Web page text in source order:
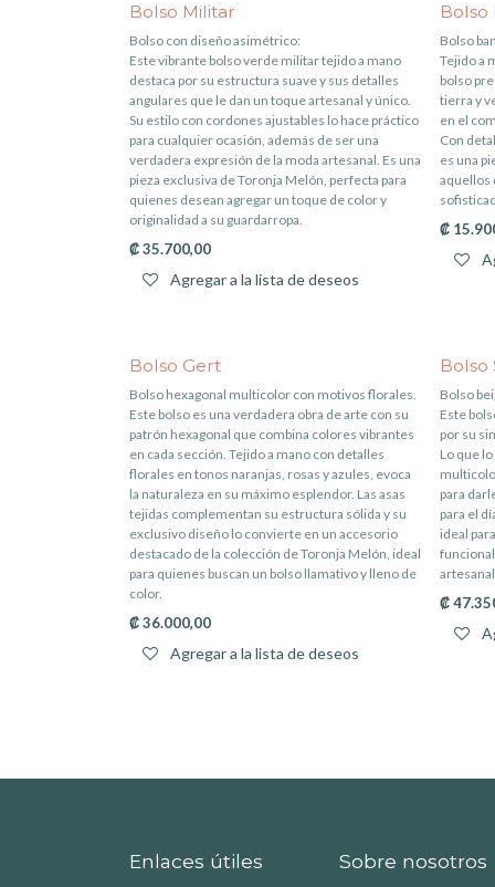
Bolso Militar
Bolso con diseño asimétrico:
Este vibrante bolso verde militar tejido a mano
destaca por su estructura suave y sus detalles
angulares que le dan un toque artesanal y único.
Su estilo con cordones ajustables lo hace práctico
para cualquier ocasión, además de ser una
verdadera expresión de la moda artesanal. Es una
pieza exclusiva de Toronja Melón, perfecta para
quienes desean agregar un toque de color y
originalidad a su guardarropa.
₡35.700,00
Agregar a la lista de deseos
Bolso
Bolso
Tejido a
bolso
tierra y
en el
Con
es una
aquellos
₡
Bolso Gert
Bolso hexagonal multicolor con motivos florales.
Este bolso es una verdadera obra de arte con su
patrón hexagonal que combina colores vibrantes
en cada sección. Tejido a mano con detalles
florales en tonos naranjas, rosas y azules, evoca
la naturaleza en su máximo esplendor. Las asas
tejidas complementan su estructura sólida y su
exclusivo diseño lo convierte en un accesorio
destacado de la colección de Toronja Melón, ideal
para quienes buscan un bolso llamativo y lleno de
color.
₡36.000,00
Agregar a la lista de deseos
Bolso
Bolso
Este
por su
Lo que
para
para el
ideal
₡
Enlaces útiles Sobre nosotros